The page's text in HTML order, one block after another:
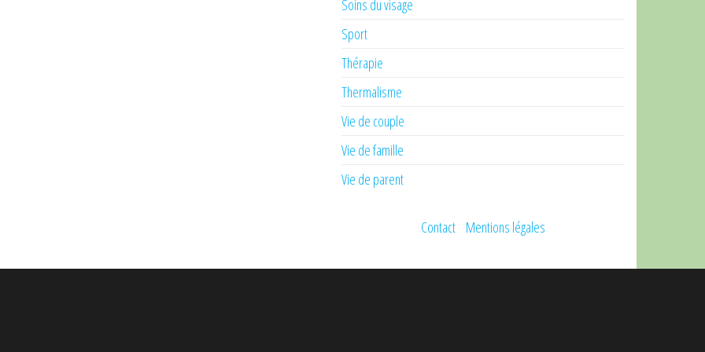
Soins du visage
Sport
Thérapie
Thermalisme
Vie de couple
Vie de famille
Vie de parent
Contact Mentions légales